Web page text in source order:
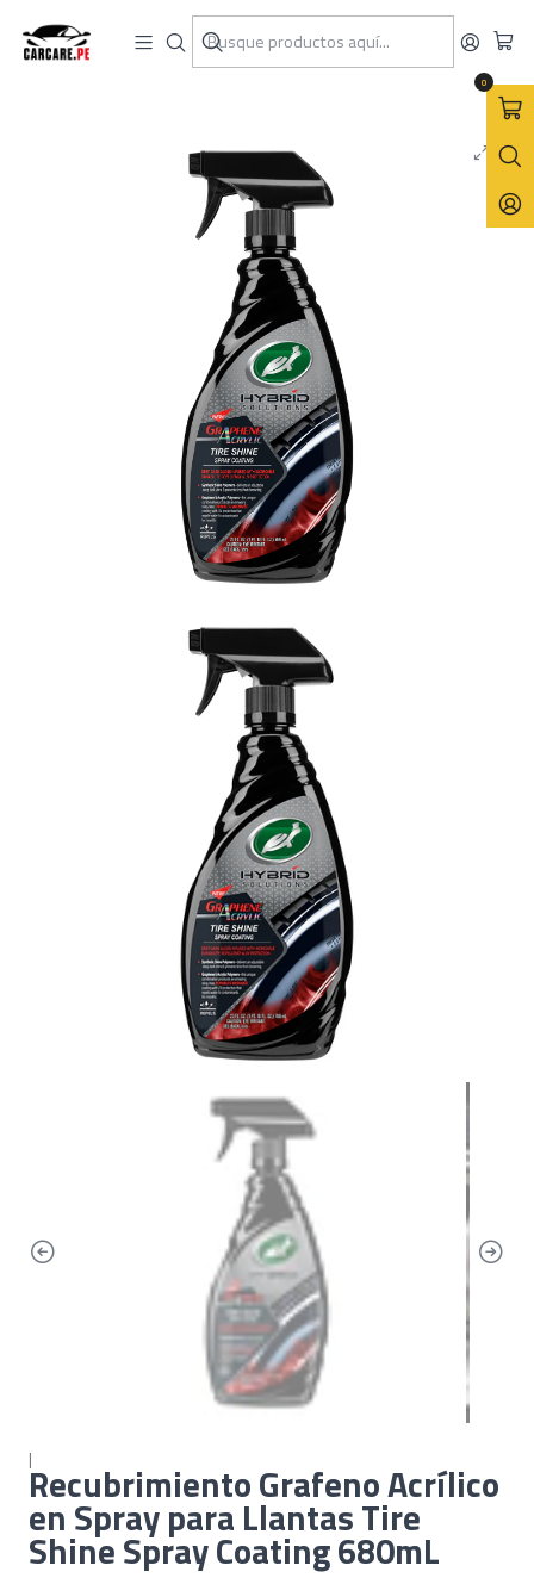
0
Inicio Aros y Llantas
Recubrimiento Grafeno Acrílico en Spray para Llantas Tire Shine
Spray Coating 680mL
|Recubrimiento Grafeno Acrílico
en Spray para Llantas Tire
Shine Spray Coating 680mL